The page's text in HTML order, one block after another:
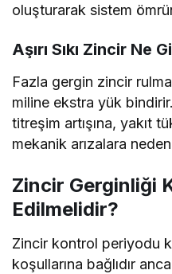
oluşturarak sistem
Aşırı Sıkı Zincir Ne
Fazla gergin zincir
miline ekstra yük
titreşim artışına, yakıt
mekanik arızalara
Zincir Gerginliği
Edilmelidir?
Zincir kontrol periyodu
koşullarına bağlıdır